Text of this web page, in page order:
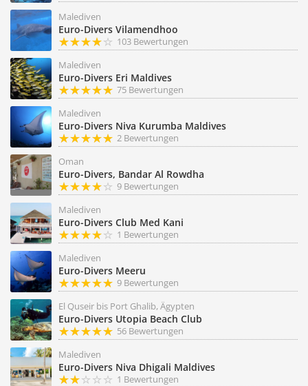
Malediven
Euro-Divers Vilamendhoo
103 Bewertungen
Malediven
Euro-Divers Eri Maldives
75 Bewertungen
Malediven
Euro-Divers Niva Kurumba Maldives
2 Bewertungen
Oman
Euro-Divers, Bandar Al Rowdha
9 Bewertungen
Malediven
Euro-Divers Club Med Kani
1 Bewertungen
Malediven
Euro-Divers Meeru
9 Bewertungen
El Quseir bis Port Ghalib, Ägypten
Euro-Divers Utopia Beach Club
56 Bewertungen
Malediven
Euro-Divers Niva Dhigali Maldives
1 Bewertungen